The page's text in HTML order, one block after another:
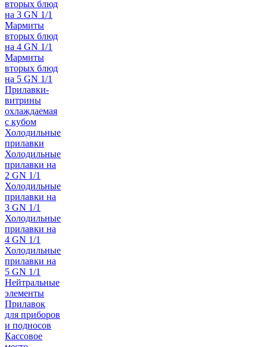
вторых блюд
на 3 GN 1/1
Мармиты
вторых блюд
на 4 GN 1/1
Мармиты
вторых блюд
на 5 GN 1/1
Прилавки-
витрины
охлаждаемая
с кубом
Холодильные
прилавки
Холодильные
прилавки на
2 GN 1/1
Холодильные
прилавки на
3 GN 1/1
Холодильные
прилавки на
4 GN 1/1
Холодильные
прилавки на
5 GN 1/1
Нейтральные
элементы
Прилавок
для приборов
и подносов
Кассовое